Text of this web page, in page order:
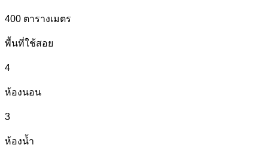
400 ตารางเมตร
พื้นที่ใช้สอย
4
ห้องนอน
3
ห้องน้ำ